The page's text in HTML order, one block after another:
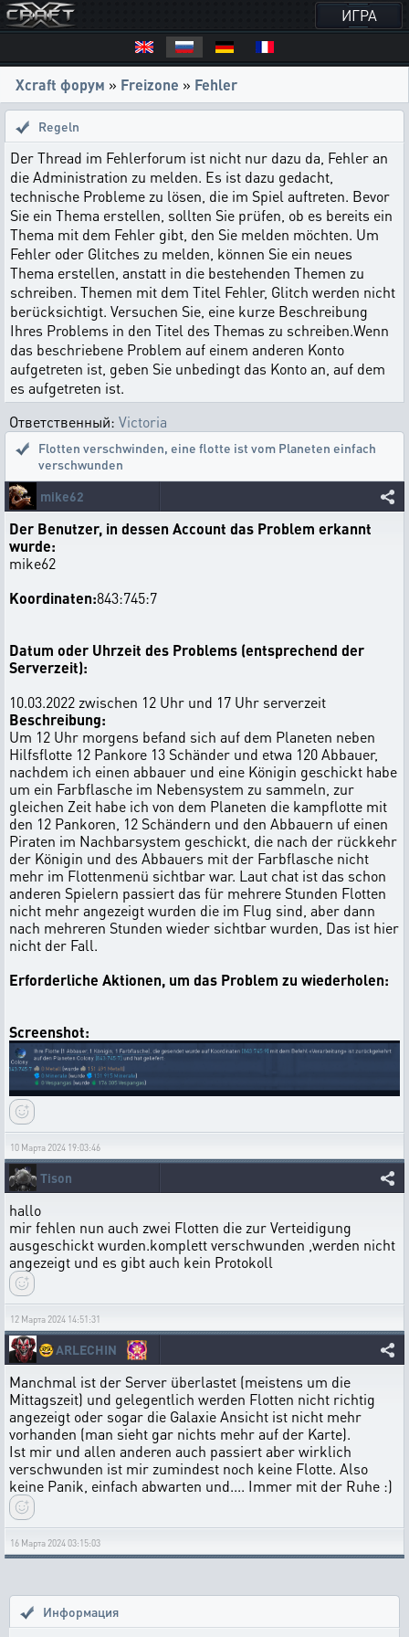
ИГРА
Xcraft форум » Freizone » Fehler
Regeln
Der Thread im Fehlerforum ist nicht nur dazu da, Fehler an
die Administration zu melden. Es ist dazu gedacht,
technische Probleme zu lösen, die im Spiel auftreten. Bevor
Sie ein Thema erstellen, sollten Sie prüfen, ob es bereits ein
Thema mit dem Fehler gibt, den Sie melden möchten. Um
Fehler oder Glitches zu melden, können Sie ein neues
Thema erstellen, anstatt in die bestehenden Themen zu
schreiben. Themen mit dem Titel Fehler, Glitch werden nicht
berücksichtigt. Versuchen Sie, eine kurze Beschreibung
Ihres Problems in den Titel des Themas zu schreiben.Wenn
das beschriebene Problem auf einem anderen Konto
aufgetreten ist, geben Sie unbedingt das Konto an, auf dem
es aufgetreten ist.
Ответственный: Victoria
Flotten verschwinden, eine flotte ist vom Planeten einfach
verschwunden
mike62
Der Benutzer, in dessen Account das Problem erkannt
wurde:
mike62
Koordinaten:843:745:7
Datum oder Uhrzeit des Problems (entsprechend der
Serverzeit):
10.03.2022 zwischen 12 Uhr und 17 Uhr serverzeit
Beschreibung:
Um 12 Uhr morgens befand sich auf dem Planeten neben
Hilfsflotte 12 Pankore 13 Schänder und etwa 120 Abbauer,
nachdem ich einen abbauer und eine Königin geschickt habe
um ein Farbflasche im Nebensystem zu sammeln, zur
gleichen Zeit habe ich von dem Planeten die kampflotte mit
den 12 Pankoren, 12 Schändern und den Abbauern uf einen
Piraten im Nachbarsystem geschickt, die nach der rückkehr
der Königin und des Abbauers mit der Farbflasche nicht
mehr im Flottenmenü sichtbar war. Laut chat ist das schon
anderen Spielern passiert das für mehrere Stunden Flotten
nicht mehr angezeigt wurden die im Flug sind, aber dann
nach mehreren Stunden wieder sichtbar wurden, Das ist hier
nicht der Fall.
Erforderliche Aktionen, um das Problem zu wiederholen:
Screenshot:
10 Марта 2024 19:03:46
Tison
hallo
mir fehlen nun auch zwei Flotten die zur Verteidigung
ausgeschickt wurden.komplett verschwunden ,werden nicht
angezeigt und es gibt auch kein Protokoll
12 Марта 2024 14:51:31
🤓ARLECHIN
Manchmal ist der Server überlastet (meistens um die
Mittagszeit) und gelegentlich werden Flotten nicht richtig
angezeigt oder sogar die Galaxie Ansicht ist nicht mehr
vorhanden (man sieht gar nichts mehr auf der Karte).
Ist mir und allen anderen auch passiert aber wirklich
verschwunden ist mir zumindest noch keine Flotte. Also
keine Panik, einfach abwarten und.... Immer mit der Ruhe :)
16 Марта 2024 03:15:03
Информация